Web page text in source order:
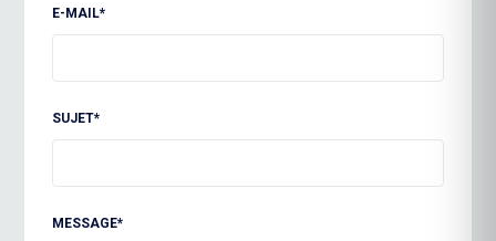
E-MAIL*
SUJET*
MESSAGE*